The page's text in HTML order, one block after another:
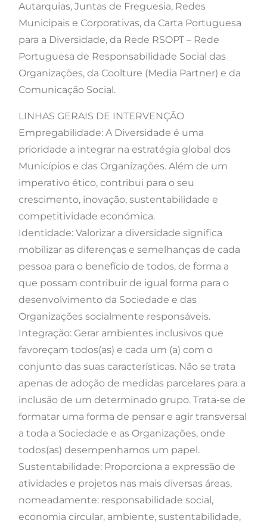
Autarquias, Juntas de Freguesia, Redes
Municipais e Corporativas, da Carta Portuguesa
para a Diversidade, da Rede RSOPT – Rede
Portuguesa de Responsabilidade Social das
Organizações, da Coolture (Media Partner) e da
Comunicação Social.
LINHAS GERAIS DE INTERVENÇÃO
Empregabilidade: A Diversidade é uma
prioridade a integrar na estratégia global dos
Municípios e das Organizações. Além de um
imperativo ético, contribui para o seu
crescimento, inovação, sustentabilidade e
competitividade económica.
Identidade: Valorizar a diversidade significa
mobilizar as diferenças e semelhanças de cada
pessoa para o benefício de todos, de forma a
que possam contribuir de igual forma para o
desenvolvimento da Sociedade e das
Organizações socialmente responsáveis.
Integração: Gerar ambientes inclusivos que
favoreçam todos(as) e cada um (a) com o
conjunto das suas características. Não se trata
apenas de adoção de medidas parcelares para a
inclusão de um determinado grupo. Trata-se de
formatar uma forma de pensar e agir transversal
a toda a Sociedade e as Organizações, onde
todos(as) desempenhamos um papel.
Sustentabilidade: Proporciona a expressão de
atividades e projetos nas mais diversas áreas,
nomeadamente: responsabilidade social,
economia circular, ambiente, sustentabilidade,